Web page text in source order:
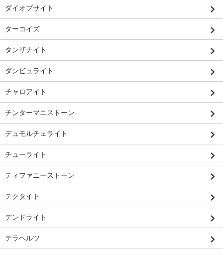
ダイオプサイト
ターコイズ
タンザナイト
ダンビュライト
チャロアイト
チンターマニストーン
デュモルチェライト
チューライト
ティファニーストーン
テクタイト
デンドライト
テラヘルツ